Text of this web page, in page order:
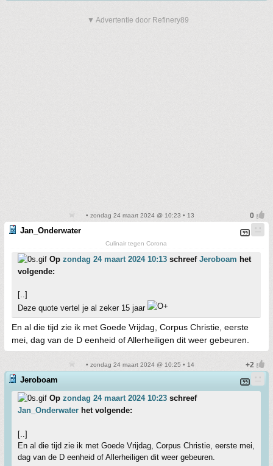
▼ Advertentie door Refinery89
• zondag 24 maart 2024 @ 10:23 • 13
Jan_Onderwater
Culinair tegen Corona
Op zondag 24 maart 2024 10:13 schreef Jeroboam het
volgende:
[..]
Deze quote vertel je al zeker 15 jaar
En al die tijd zie ik met Goede Vrijdag, Corpus Christie, eerste
mei, dag van de D eenheid of Allerheiligen dit weer gebeuren.
• zondag 24 maart 2024 @ 10:25 • 14
Jeroboam
Op zondag 24 maart 2024 10:23 schreef
Jan_Onderwater het volgende:
[..]
En al die tijd zie ik met Goede Vrijdag, Corpus Christie, eerste mei,
dag van de D eenheid of Allerheiligen dit weer gebeuren.